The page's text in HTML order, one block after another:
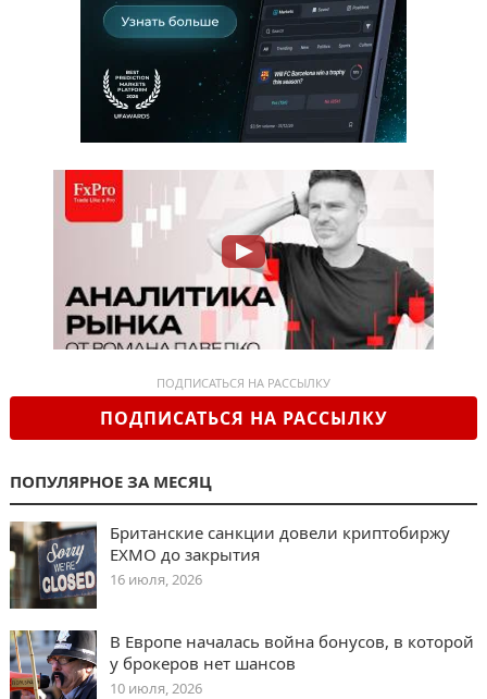
ПОДПИСАТЬСЯ НА РАССЫЛКУ
ПОДПИСАТЬСЯ НА РАССЫЛКУ
ПОПУЛЯРНОЕ ЗА МЕСЯЦ
Британские санкции довели криптобиржу
EXMO до закрытия
16 июля, 2026
В Европе началась война бонусов, в которой
у брокеров нет шансов
10 июля, 2026